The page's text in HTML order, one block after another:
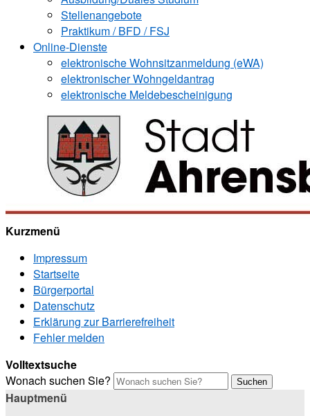
Stellenangebote
Praktikum / BFD / FSJ
Online-Dienste
elektronische Wohnsitzanmeldung (eWA)
elektronischer Wohngeldantrag
elektronische Meldebescheinigung
Kurzmenü
Impressum
Startseite
Bürgerportal
Datenschutz
Erklärung zur Barrierefreiheit
Fehler melden
Volltextsuche
Wonach suchen Sie?
Suchen
Hauptmenü